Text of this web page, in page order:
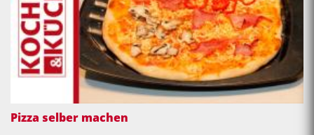
Pizza selber machen